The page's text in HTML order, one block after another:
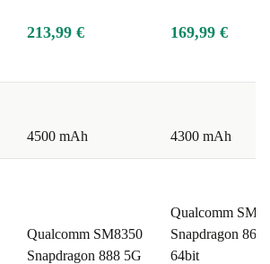
213,99 € 169,99 €
4500 mAh 4300 mAh
Qualcomm SM8350
Snapdragon 888 5G
Qualcomm
Snapdragon 865
64bit